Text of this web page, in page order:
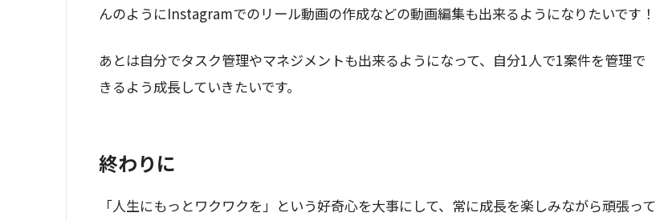
んのようにInstagramでのリール動画の作成などの動画編集も出来るようになりたいです！
あとは自分でタスク管理やマネジメントも出来るようになって、自分1人で1案件を管理で
きるよう成長していきたいです。
終わりに
「人生にもっとワクワクを」という好奇心を大事にして、常に成長を楽しみながら頑張って